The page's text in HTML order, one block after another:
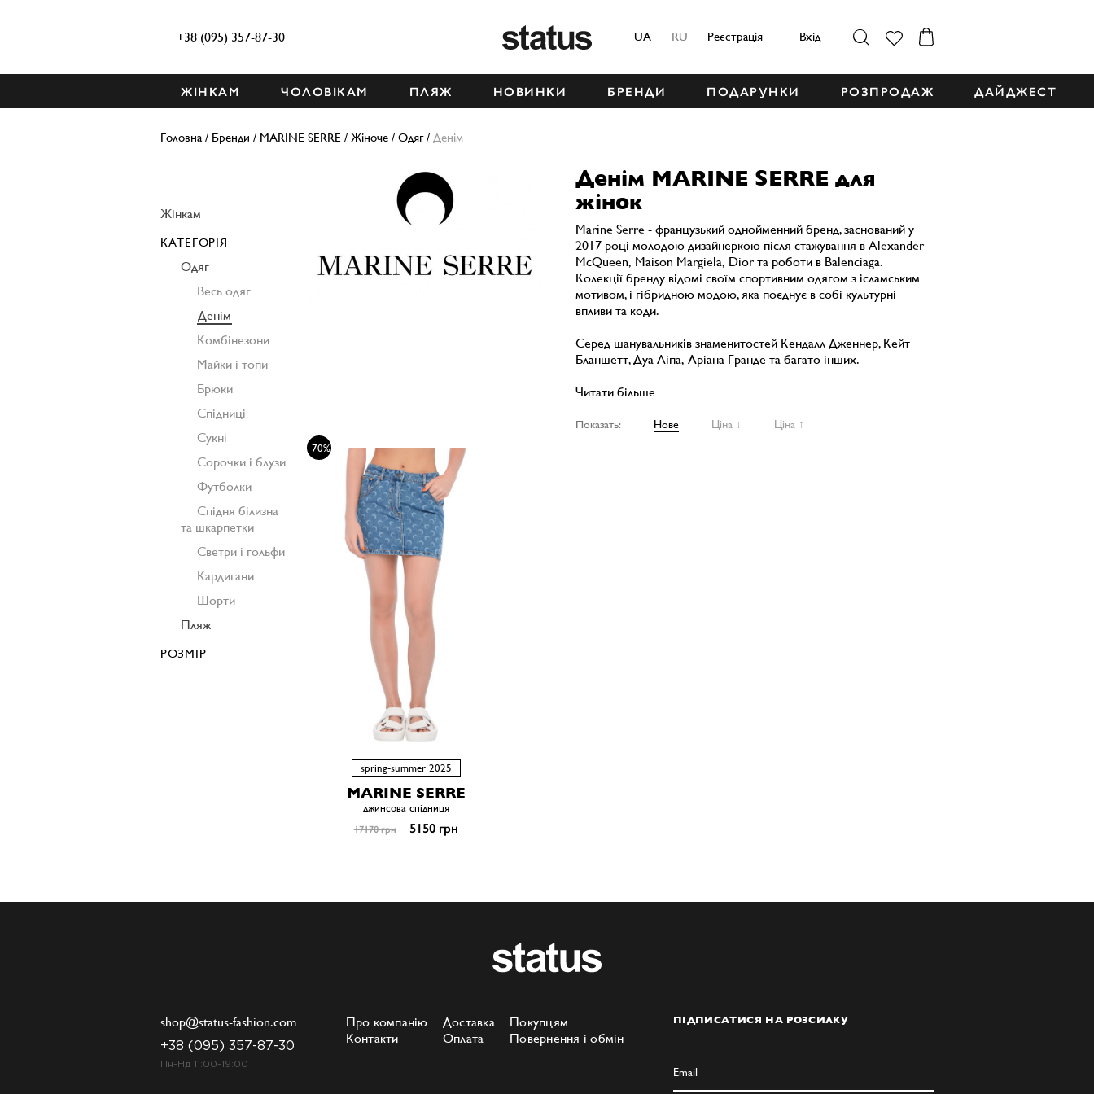
+38 (095) 357-87-30 UA RU Реєстрація Вхід
ЖІНКАМ ЧОЛОВІКАМ ПЛЯЖ НОВИНКИ БРЕНДИ ПОДАРУНКИ РОЗПРОДАЖ ДАЙДЖЕСТ
Головна / Бренди / MARINE SERRE / Жіноче / Одяг/ Денім
Денім MARINE SERRE для
жінок
Marine Serre - французький однойменний бренд, заснований у
2017 році молодою дизайнеркою після стажування в Alexander
McQueen, Maison Margiela, Dior та роботи в Balenciaga.
Колекції бренду відомі своїм спортивним одягом з ісламським
мотивом, і гібридною модою, яка поєднує в собі культурні
впливи та коди.
Серед шанувальників знаменитостей Кендалл Дженнер, Кейт
Бланшетт, Дуа Ліпа, Аріана Гранде та багато інших.
Читати більше
Показать: Нове Ціна ↓ Ціна ↑
-70%
spring-summer 2025
MARINE SERRE
джинсова спідниця
17170 грн 5150 грн
Жінкам
КАТЕГОРІЯ
Одяг
Весь одяг
Денім
Комбінезони
Майки і топи
Брюки
Спідниці
Сукні
Сорочки і блузи
Футболки
Спідня білизна
та шкарпетки
Светри і гольфи
Кардигани
Шорти
Пляж
РОЗМІР
ПІДПИСАТИСЯ НА РОЗСИЛКУ
Про компанію
Контакти
Доставка
Оплата
Покупцям
Повернення і обмін
shop@status-fashion.com
+38 (095) 357-87-30
Пн-Нд 11:00-19:00